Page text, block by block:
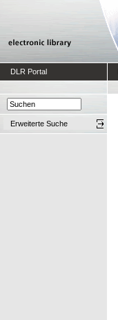
DLR Portal
Erweiterte Suche